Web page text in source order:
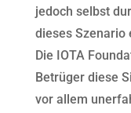
jedoch selbst
dieses Szenario
Die IOTA
Betrüger diese
vor allem